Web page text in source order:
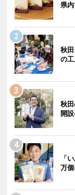
県
秋
の
秋
開
「
万